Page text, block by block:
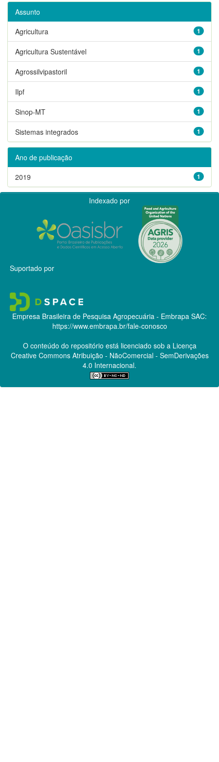
Assunto
1
Agricultura
1
Agricultura Sustentável
1
Agrossilvipastoril
1
Ilpf
1
Sinop-MT
1
Sistemas integrados
Ano de publicação
1
2019
Indexado por
Suportado por
Empresa Brasileira de Pesquisa Agropecuária - Embrapa SAC:
https://www.embrapa.br/fale-conosco
O conteúdo do repositório está licenciado sob a Licença
Creative CommonsAtribuição - NãoComercial - SemDerivações
4.0 Internacional.